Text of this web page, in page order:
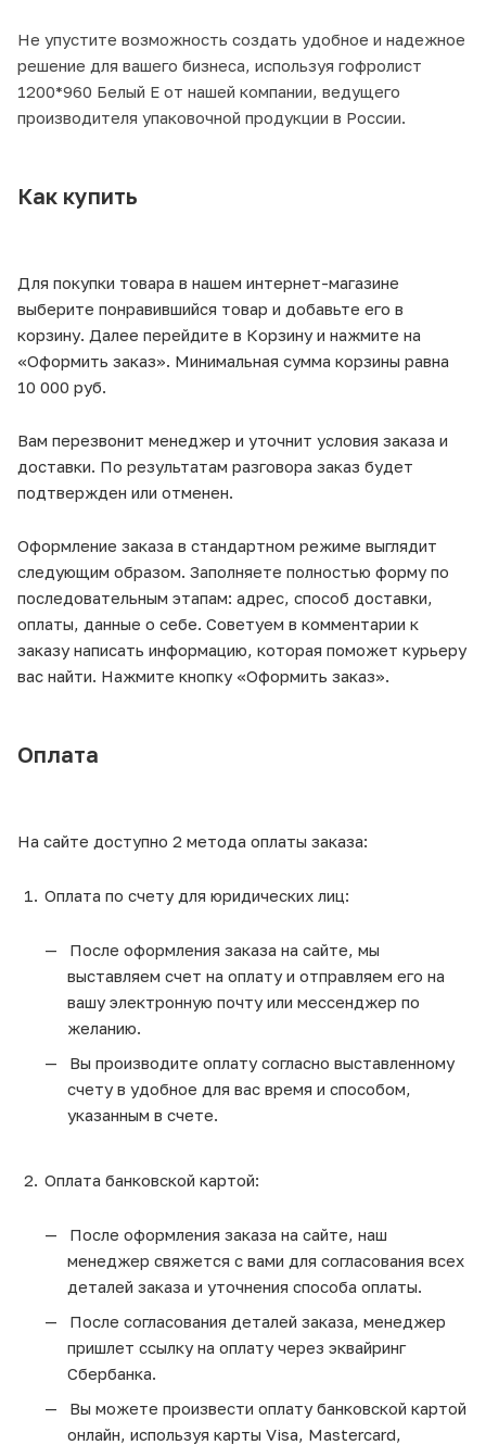
Не упустите возможность создать удобное и надежное
решение для вашего бизнеса, используя гофролист
1200*960 Белый Е от нашей компании, ведущего
производителя упаковочной продукции в России.
Как купить
Для покупки товара в нашем интернет-магазине
выберите понравившийся товар и добавьте его в
корзину. Далее перейдите в Корзину и нажмите на
«Оформить заказ». Минимальная сумма корзины равна
10 000 руб.
Вам перезвонит менеджер и уточнит условия заказа и
доставки. По результатам разговора заказ будет
подтвержден или отменен.
Оформление заказа в стандартном режиме выглядит
следующим образом. Заполняете полностью форму по
последовательным этапам: адрес, способ доставки,
оплаты, данные о себе. Советуем в комментарии к
заказу написать информацию, которая поможет курьеру
вас найти. Нажмите кнопку «Оформить заказ».
Оплата
На сайте доступно 2 метода оплаты заказа:
Оплата по счету для юридических лиц:
После оформления заказа на сайте, мы
выставляем счет на оплату и отправляем его на
вашу электронную почту или мессенджер по
желанию.
Вы производите оплату согласно выставленному
счету в удобное для вас время и способом,
указанным в счете.
Оплата банковской картой:
После оформления заказа на сайте, наш
менеджер свяжется с вами для согласования всех
деталей заказа и уточнения способа оплаты.
После согласования деталей заказа, менеджер
пришлет ссылку на оплату через эквайринг
Сбербанка.
Вы можете произвести оплату банковской картой
онлайн, используя карты Visa, Mastercard,